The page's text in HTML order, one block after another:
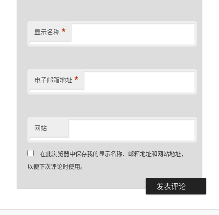
显示名称 *
电子邮箱地址 *
网站
在此浏览器中保存我的显示名称、邮箱地址和网站地址，
以便下次评论时使用。